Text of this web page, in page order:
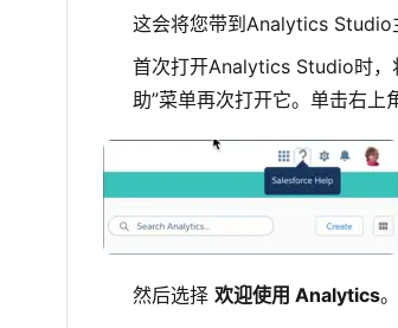
这会将您带到Analytics Studio
首次打开Analytics Studio时，
助”菜单再次打开它。单击右上
然后选择 欢迎使用 Analytics。